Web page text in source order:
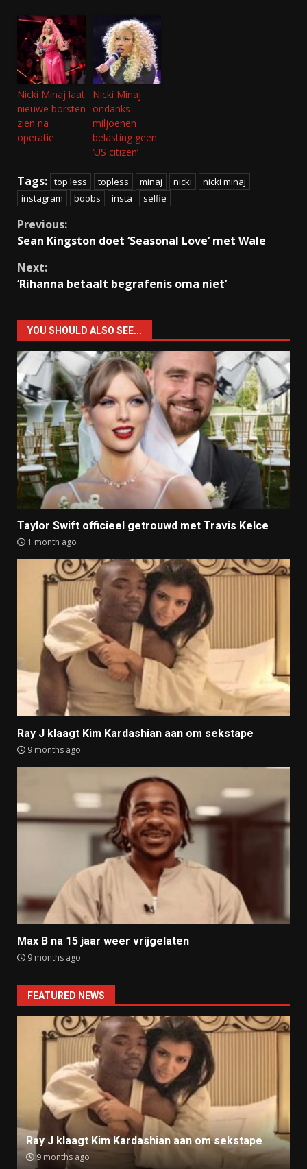
Nicki Minaj laat
nieuwe borsten
zien na
operatie
Nicki Minaj
ondanks
miljoenen
belasting geen
‘US citizen’
Tags: top less topless minaj nicki
nicki minaj
instagram
boobs insta selfie
Continue
Reading
Previous:
Sean Kingston doet ‘Seasonal Love’ met Wale
Next:
‘Rihanna betaalt begrafenis oma niet’
YOU SHOULD ALSO SEE...
Taylor Swift officieel getrouwd met Travis Kelce
1 month ago
Ray J klaagt Kim Kardashian aan om sekstape
9 months ago
Max B na 15 jaar weer vrijgelaten
9 months ago
FEATURED NEWS
Ray J klaagt Kim Kardashian aan om sekstape
9 months ago